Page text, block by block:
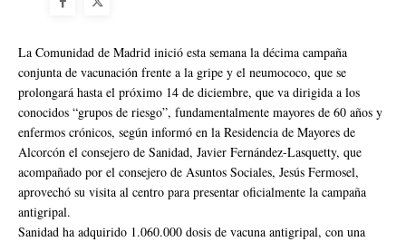
La Comunidad de Madrid inició esta semana la décima campaña
conjunta de vacunación frente a la gripe y el neumococo, que se
prolongará hasta el próximo 14 de diciembre, que va dirigida a los
conocidos “grupos de riesgo”, fundamentalmente mayores de 60 años y
enfermos crónicos, según informó en la Residencia de Mayores de
Alcorcón el consejero de Sanidad, Javier Fernández-Lasquetty, que
acompañado por el consejero de Asuntos Sociales, Jesús Fermosel,
aprovechó su visita al centro para presentar oficialmente la campaña
antigripal.
Sanidad ha adquirido 1.060.000 dosis de vacuna antigripal, con una